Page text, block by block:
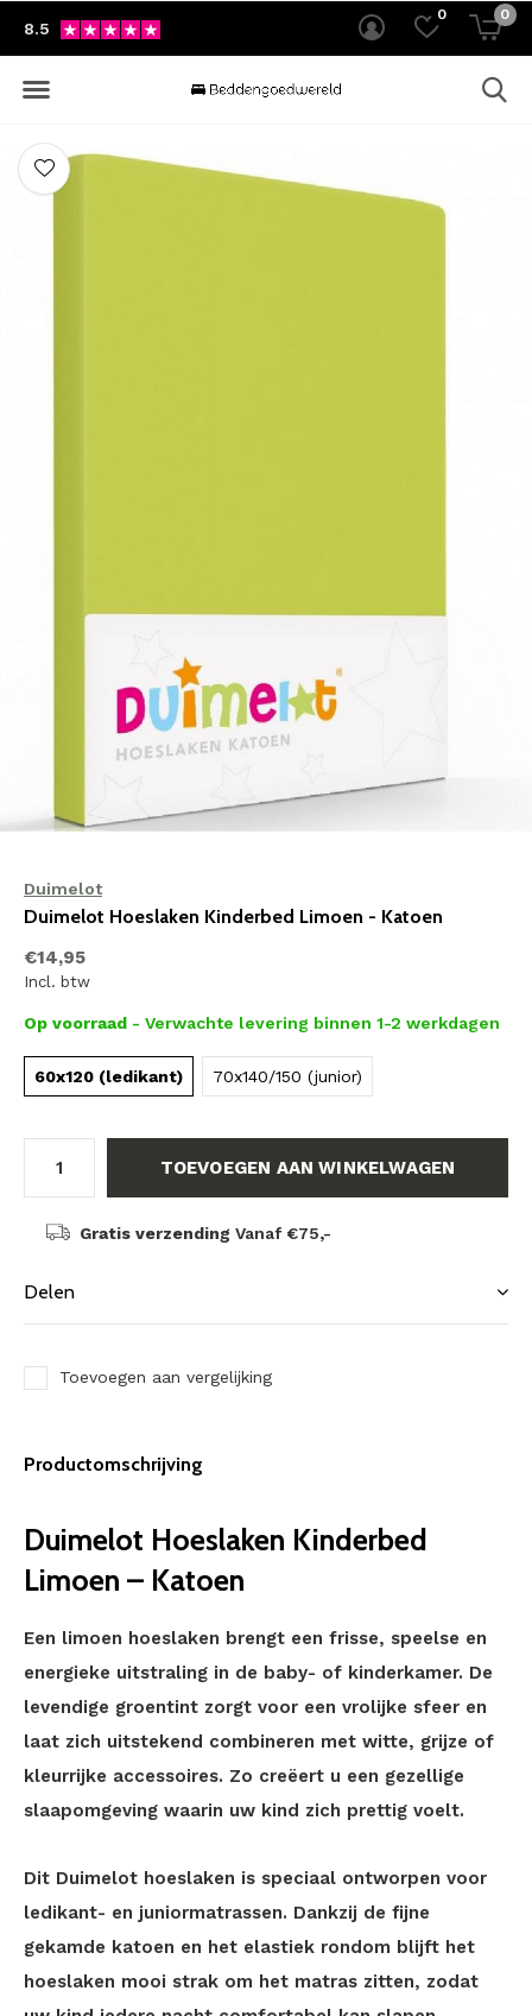
0 0
8.5
Duimelot
Duimelot Hoeslaken Kinderbed Limoen - Katoen
€14,95
Incl. btw
Op voorraad - Verwachte levering binnen 1-2 werkdagen
60x120 (ledikant) 70x140/150 (junior)
TOEVOEGEN AAN WINKELWAGEN
Gratis verzending Vanaf €75,-
Delen
Toevoegen aan vergelijking
Productomschrijving
Duimelot Hoeslaken Kinderbed
Limoen – Katoen
Een limoen hoeslaken brengt een frisse, speelse en
energieke uitstraling in de baby- of kinderkamer. De
levendige groentint zorgt voor een vrolijke sfeer en
laat zich uitstekend combineren met witte, grijze of
kleurrijke accessoires. Zo creëert u een gezellige
slaapomgeving waarin uw kind zich prettig voelt.
Dit Duimelot hoeslaken is speciaal ontworpen voor
ledikant- en juniormatrassen. Dankzij de fijne
gekamde katoen en het elastiek rondom blijft het
hoeslaken mooi strak om het matras zitten, zodat